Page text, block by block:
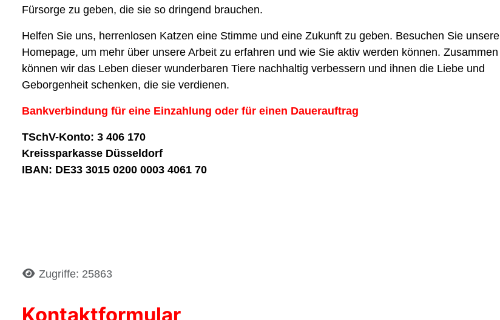
Fürsorge zu geben, die sie so dringend brauchen.
Helfen Sie uns, herrenlosen Katzen eine Stimme und eine Zukunft zu geben. Besuchen Sie unsere
Homepage, um mehr über unsere Arbeit zu erfahren und wie Sie aktiv werden können. Zusammen
können wir das Leben dieser wunderbaren Tiere nachhaltig verbessern und ihnen die Liebe und
Geborgenheit schenken, die sie verdienen.
Bankverbindung für eine Einzahlung oder für einen Dauerauftrag
TSchV-Konto: 3 406 170
Kreissparkasse Düsseldorf
IBAN: DE33 3015 0200 0003 4061 70
DetailsZugriffe: 25863
Kontaktformular